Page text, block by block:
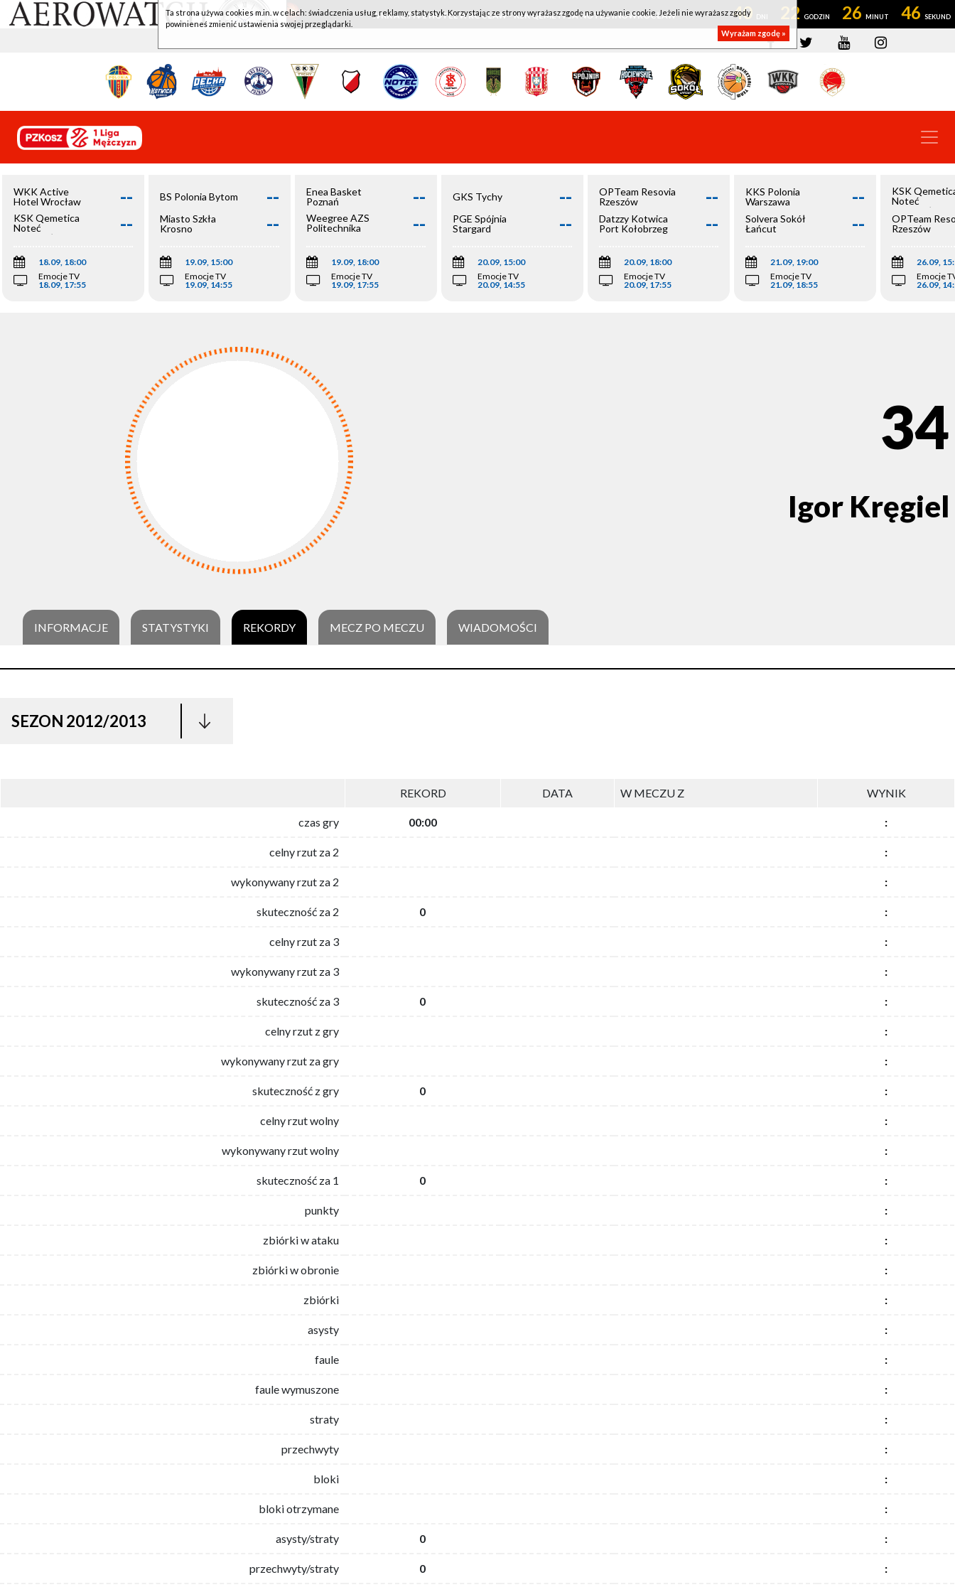
WKK ACTIVE HOTEL WROCŁAW - KSK QEMETICA NOTEĆ INOWROCŁAW 40 22 26 46
WKK Active
Hotel Wrocław
--
KSK Qemetica
Noteć
Inowrocław
--
18.09, 18:00
Emocje TV
18.09, 17:55
BS Polonia Bytom --
Miasto Szkła
Krosno
--
19.09, 15:00
Emocje TV
19.09, 14:55
Enea Basket
Poznań
--
Weegree AZS
Politechnika
--
19.09, 18:00
Emocje TV
19.09, 17:55
GKS Tychy --
PGE Spójnia
Stargard
--
20.09, 15:00
Emocje TV
20.09, 14:55
OPTeam Resovia
Rzeszów
--
Datzzy Kotwica
Port Kołobrzeg
--
20.09, 18:00
Emocje TV
20.09, 17:55
KKS Polonia
Warszawa
--
Solvera Sokół
Łańcut
--
21.09, 19:00
Emocje TV
21.09, 18:55
KSK
Noteć
Inowrocław
OPTeam
Rzeszów
26.09,
Emocje
26.09,
34
Igor Kręgiel
INFORMACJE STATYSTYKI REKORDY MECZ PO MECZU WIADOMOŚCI
SEZON 2012/2013
REKORD DATA W MECZU Z WYNIK
czas gry 00:00 :
celny rzut za 2 :
wykonywany rzut za 2 :
skuteczność za 2 0 :
celny rzut za 3 :
wykonywany rzut za 3 :
skuteczność za 3 0 :
celny rzut z gry :
wykonywany rzut za gry :
skuteczność z gry 0 :
celny rzut wolny :
wykonywany rzut wolny :
skuteczność za 1 0 :
punkty :
zbiórki w ataku :
zbiórki w obronie :
zbiórki :
asysty :
faule :
faule wymuszone :
straty :
przechwyty :
bloki :
bloki otrzymane :
asysty/straty 0 :
przechwyty/straty 0 :
Ta strona używa cookies m.in. w celach: świadczenia usług, reklamy, statystyk. Korzystając ze strony wyrażasz zgodę na używanie cookie. Jeżeli nie wyrażasz zgody
powinieneś zmienić ustawienia swojej przeglądarki.
Wyrażam zgodę »